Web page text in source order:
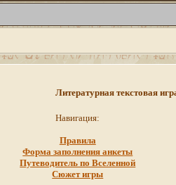
Литературная текстовая
Навигация:
Правила
Форма заполнения анкеты
Путеводитель по Вселенной
Сюжет игры